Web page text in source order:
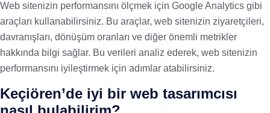
Web sitenizin performansını ölçmek için Google Analytics gibi
araçları kullanabilirsiniz. Bu araçlar, web sitenizin ziyaretçileri,
davranışları, dönüşüm oranları ve diğer önemli metrikler
hakkında bilgi sağlar. Bu verileri analiz ederek, web sitenizin
performansını iyileştirmek için adımlar atabilirsiniz.
Keçiören’de iyi bir web tasarımcısı